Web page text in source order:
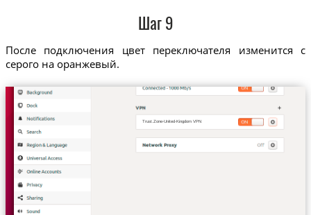
Шаг 9
После подключения цвет переключателя изменится с
серого на оранжевый.
Trust.Zone-United-Kingdom VPN